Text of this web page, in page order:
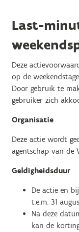
Last-
Deze
op de
Door gebruik te
gebruiker zich
Organisatie
Deze actie wordt
agentschap van de
Geldigheidsduur
De actie en
t.e.m. 31
Na deze
kan de